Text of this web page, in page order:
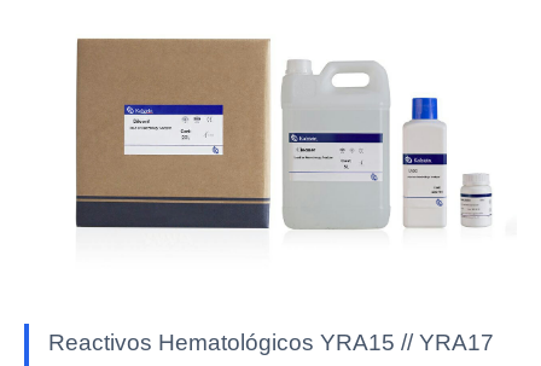
Reactivos Hematológicos YRA15 // YRA17